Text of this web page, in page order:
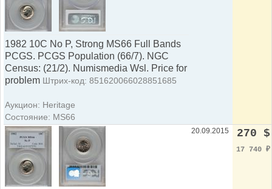
1982 10C No P, Strong MS66 Full Bands
PCGS. PCGS Population (66/7). NGC
Census: (21/2). Numismedia Wsl. Price for
problem Штрих-код: 851620066028851685
Аукцион: Heritage
Состояние: MS66
20.09.2015 270 $
17 740 ₽